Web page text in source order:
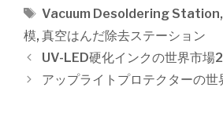
テ
ゴ
リ
ー
タ
グ
Vacuum Desoldering Station,
模, 真空はんだ除去ステーション
投
稿
UV-LED硬化インクの世界市場
アップライトプロテクターの